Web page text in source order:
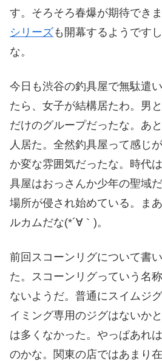
す。そろそろ春爆が期待できま
シリーズも開幕するようです
な。
今日も渋谷の釣具屋で無駄遣
たら、女子が結構居たわ。男
だけのグループだったな。あ
人居た。全然釣具屋って感じ
か変な雰囲気だったな。時代
具屋はおっさんか少年の聖域
場所が侵され始めている。ま
ルカムだな(*´∀｀)。
前回スコーンリグについて書
た。スコーンリグっていう名
ないようだ。普通にスイムジ
イミング専用のジグはないか
は多くなかった。やっぱあれ
のかな。関東の店ではあまり